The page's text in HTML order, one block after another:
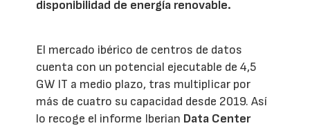
disponibilidad de energía renovable.
El mercado ibérico de centros de datos
cuenta con un potencial ejecutable de 4,5
GW IT a medio plazo, tras multiplicar por
más de cuatro su capacidad desde 2019. Así
lo recoge el informe Iberian Data Center